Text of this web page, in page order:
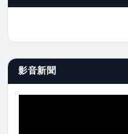
影音新聞